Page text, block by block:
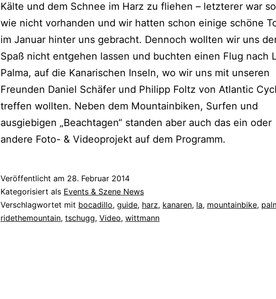
Kälte und dem Schnee im Harz zu fliehen – letzterer war
wie nicht vorhanden und wir hatten schon einige schöne
im Januar hinter uns gebracht. Dennoch wollten wir uns
Spaß nicht entgehen lassen und buchten einen Flug nach
Palma, auf die Kanarischen Inseln, wo wir uns mit unseren
Freunden Daniel Schäfer und Philipp Foltz von Atlantic
treffen wollten. Neben dem Mountainbiken, Surfen und
ausgiebigen „Beachtagen“ standen aber auch das ein oder
andere Foto- & Videoprojekt auf dem Programm.
Veröffentlicht am 28. Februar 2014
Kategorisiert als Events & Szene News
Verschlagwortet mit bocadillo, guide, harz, kanaren, la, mountainbike,
ridethemountain, tschugg, Video, wittmann